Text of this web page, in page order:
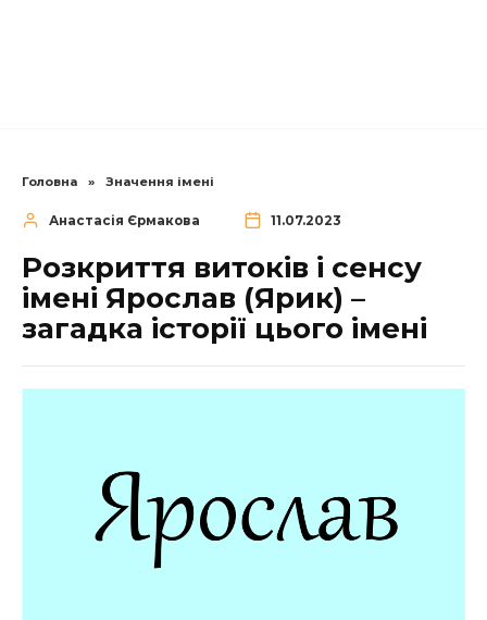
Головна » Значення імені
Анастасія Єрмакова 11.07.2023
Розкриття витоків і сенсу
імені Ярослав (Ярик) –
загадка історії цього імені